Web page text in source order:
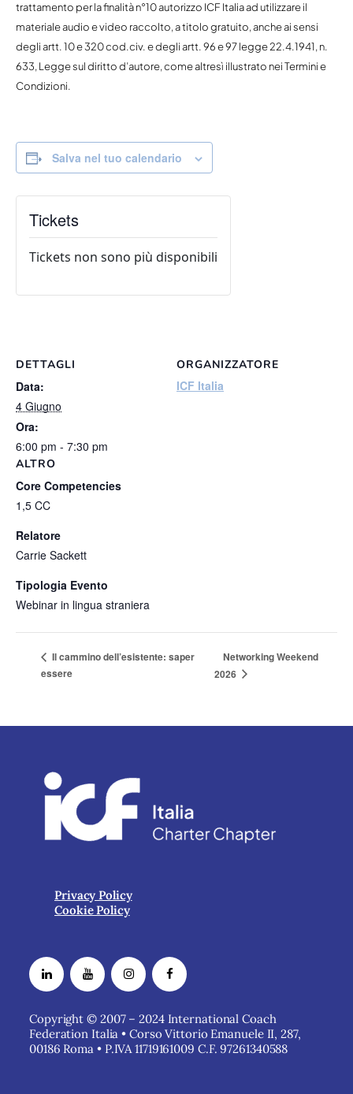
trattamento per la finalità n°10 autorizzo ICF Italia ad utilizzare il
materiale audio e video raccolto, a titolo gratuito, anche ai sensi
degli artt. 10 e 320 cod.civ. e degli artt. 96 e 97 legge 22.4.1941, n.
633, Legge sul diritto d’autore, come altresì illustrato nei Termini e
Condizioni.
Salva nel tuo calendario
DETTAGLI
Data:
4 Giugno
Ora:
6:00 pm - 7:30 pm
ORGANIZZATORE
ICF Italia
ALTRO
Core Competencies
1,5 CC
Relatore
Carrie Sackett
Tipologia Evento
Webinar in lingua straniera
Tickets
Tickets non sono più disponibili
Il cammino dell’esistente: saper
essere
Networking Weekend
2026
Privacy Policy
Cookie Policy
Copyright © 2007 – 2024 International Coach
Federation Italia • Corso Vittorio Emanuele II, 287,
00186 Roma • P.IVA 11719161009 C.F. 97261340588